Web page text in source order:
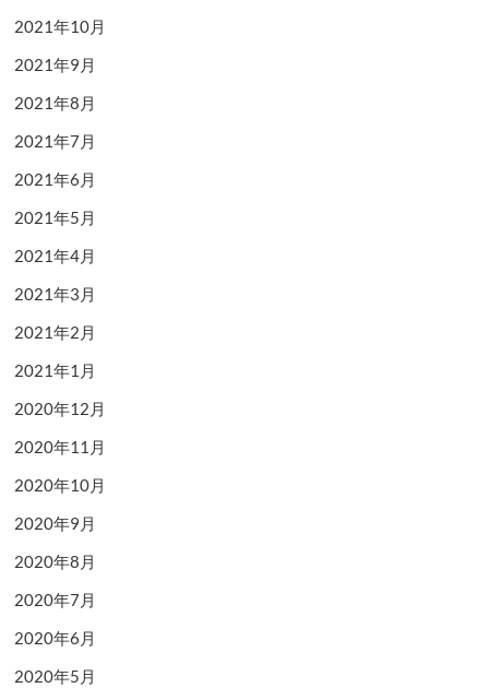
2021年10月
2021年9月
2021年8月
2021年7月
2021年6月
2021年5月
2021年4月
2021年3月
2021年2月
2021年1月
2020年12月
2020年11月
2020年10月
2020年9月
2020年8月
2020年7月
2020年6月
2020年5月